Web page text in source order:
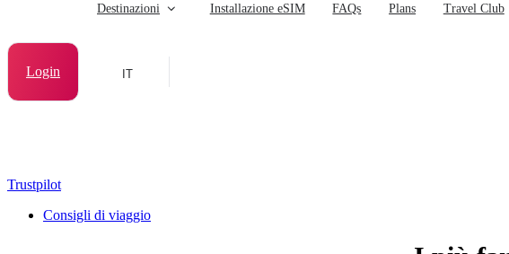
Destinazioni Installazione eSIM FAQs Plans Travel Club
Login IT
Trustpilot
Consigli di viaggio